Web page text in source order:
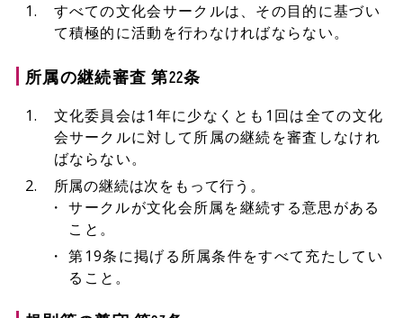
すべての文化会サークルは、その目的に基づい
て積極的に活動を行わなければならない。
所属の継続審査 第22条
文化委員会は1年に少なくとも1回は全ての文化
会サークルに対して所属の継続を審査しなけれ
ばならない。
所属の継続は次をもって行う。
サークルが文化会所属を継続する意思がある
こと。
第19条に掲げる所属条件をすべて充たしてい
ること。